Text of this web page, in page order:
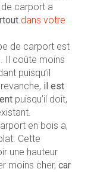
carport a
dans votre
de carport est
Il coûte moins
puisqu’il
il est
puisqu’il doit,
en bois a,
Cette
une hauteur
moins cher, car